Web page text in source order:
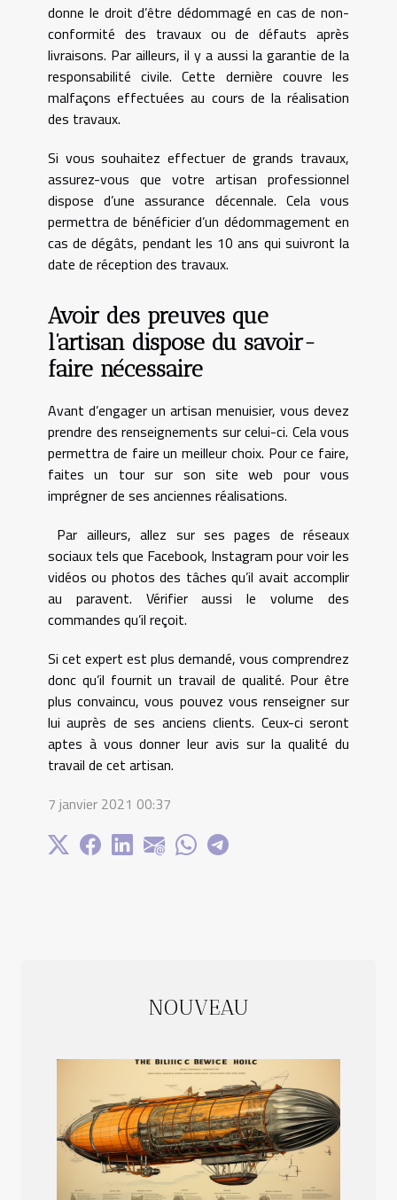
donne le droit d’être dédommagé en cas de non-
conformité des travaux ou de défauts après
livraisons. Par ailleurs, il y a aussi la garantie de la
responsabilité civile. Cette dernière couvre les
malfaçons effectuées au cours de la réalisation
des travaux.
Si vous souhaitez effectuer de grands travaux,
assurez-vous que votre artisan professionnel
dispose d’une assurance décennale. Cela vous
permettra de bénéficier d’un dédommagement en
cas de dégâts, pendant les 10 ans qui suivront la
date de réception des travaux.
Avoir des preuves que
l’artisan dispose du savoir-
faire nécessaire
Avant d’engager un artisan menuisier, vous devez
prendre des renseignements sur celui-ci. Cela vous
permettra de faire un meilleur choix. Pour ce faire,
faites un tour sur son site web pour vous
imprégner de ses anciennes réalisations.
Par ailleurs, allez sur ses pages de réseaux
sociaux tels que Facebook, Instagram pour voir les
vidéos ou photos des tâches qu’il avait accomplir
au paravent. Vérifier aussi le volume des
commandes qu’il reçoit.
Si cet expert est plus demandé, vous comprendrez
donc qu’il fournit un travail de qualité. Pour être
plus convaincu, vous pouvez vous renseigner sur
lui auprès de ses anciens clients. Ceux-ci seront
aptes à vous donner leur avis sur la qualité du
travail de cet artisan.
7 janvier 2021 00:37
NOUVEAU